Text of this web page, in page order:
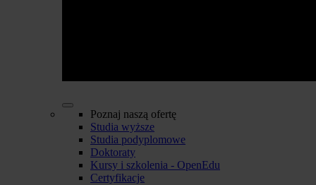
Poznaj naszą ofertę
Studia wyższe
Studia podyplomowe
Doktoraty
Kursy i szkolenia - OpenEdu
Certyfikacje